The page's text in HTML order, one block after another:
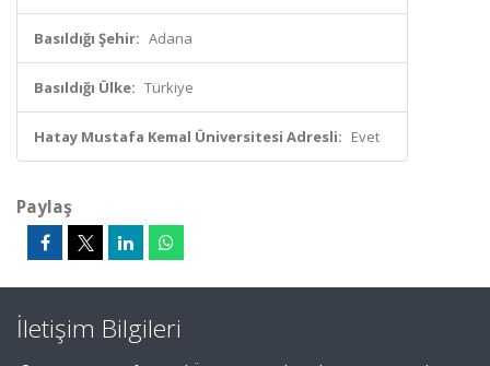
Basıldığı Şehir: Adana
Basıldığı Ülke: Türkiye
Hatay Mustafa Kemal Üniversitesi Adresli: Evet
Paylaş
İletişim Bilgileri